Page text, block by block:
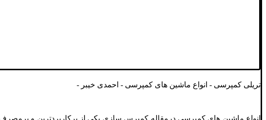
تریلی کمپرسی - انواع ماشین های کمپرسی - احمدی خیبر -